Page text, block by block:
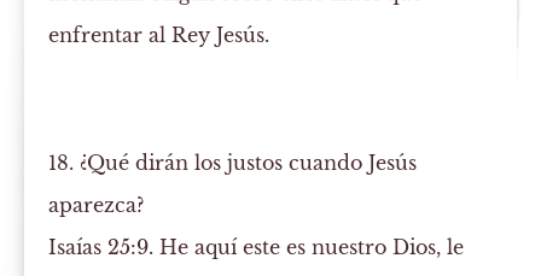
enfrentar al Rey Jesús.
18. ¿Qué dirán los justos cuando Jesús
aparezca?
Isaías 25:9. He aquí este es nuestro Dios, le